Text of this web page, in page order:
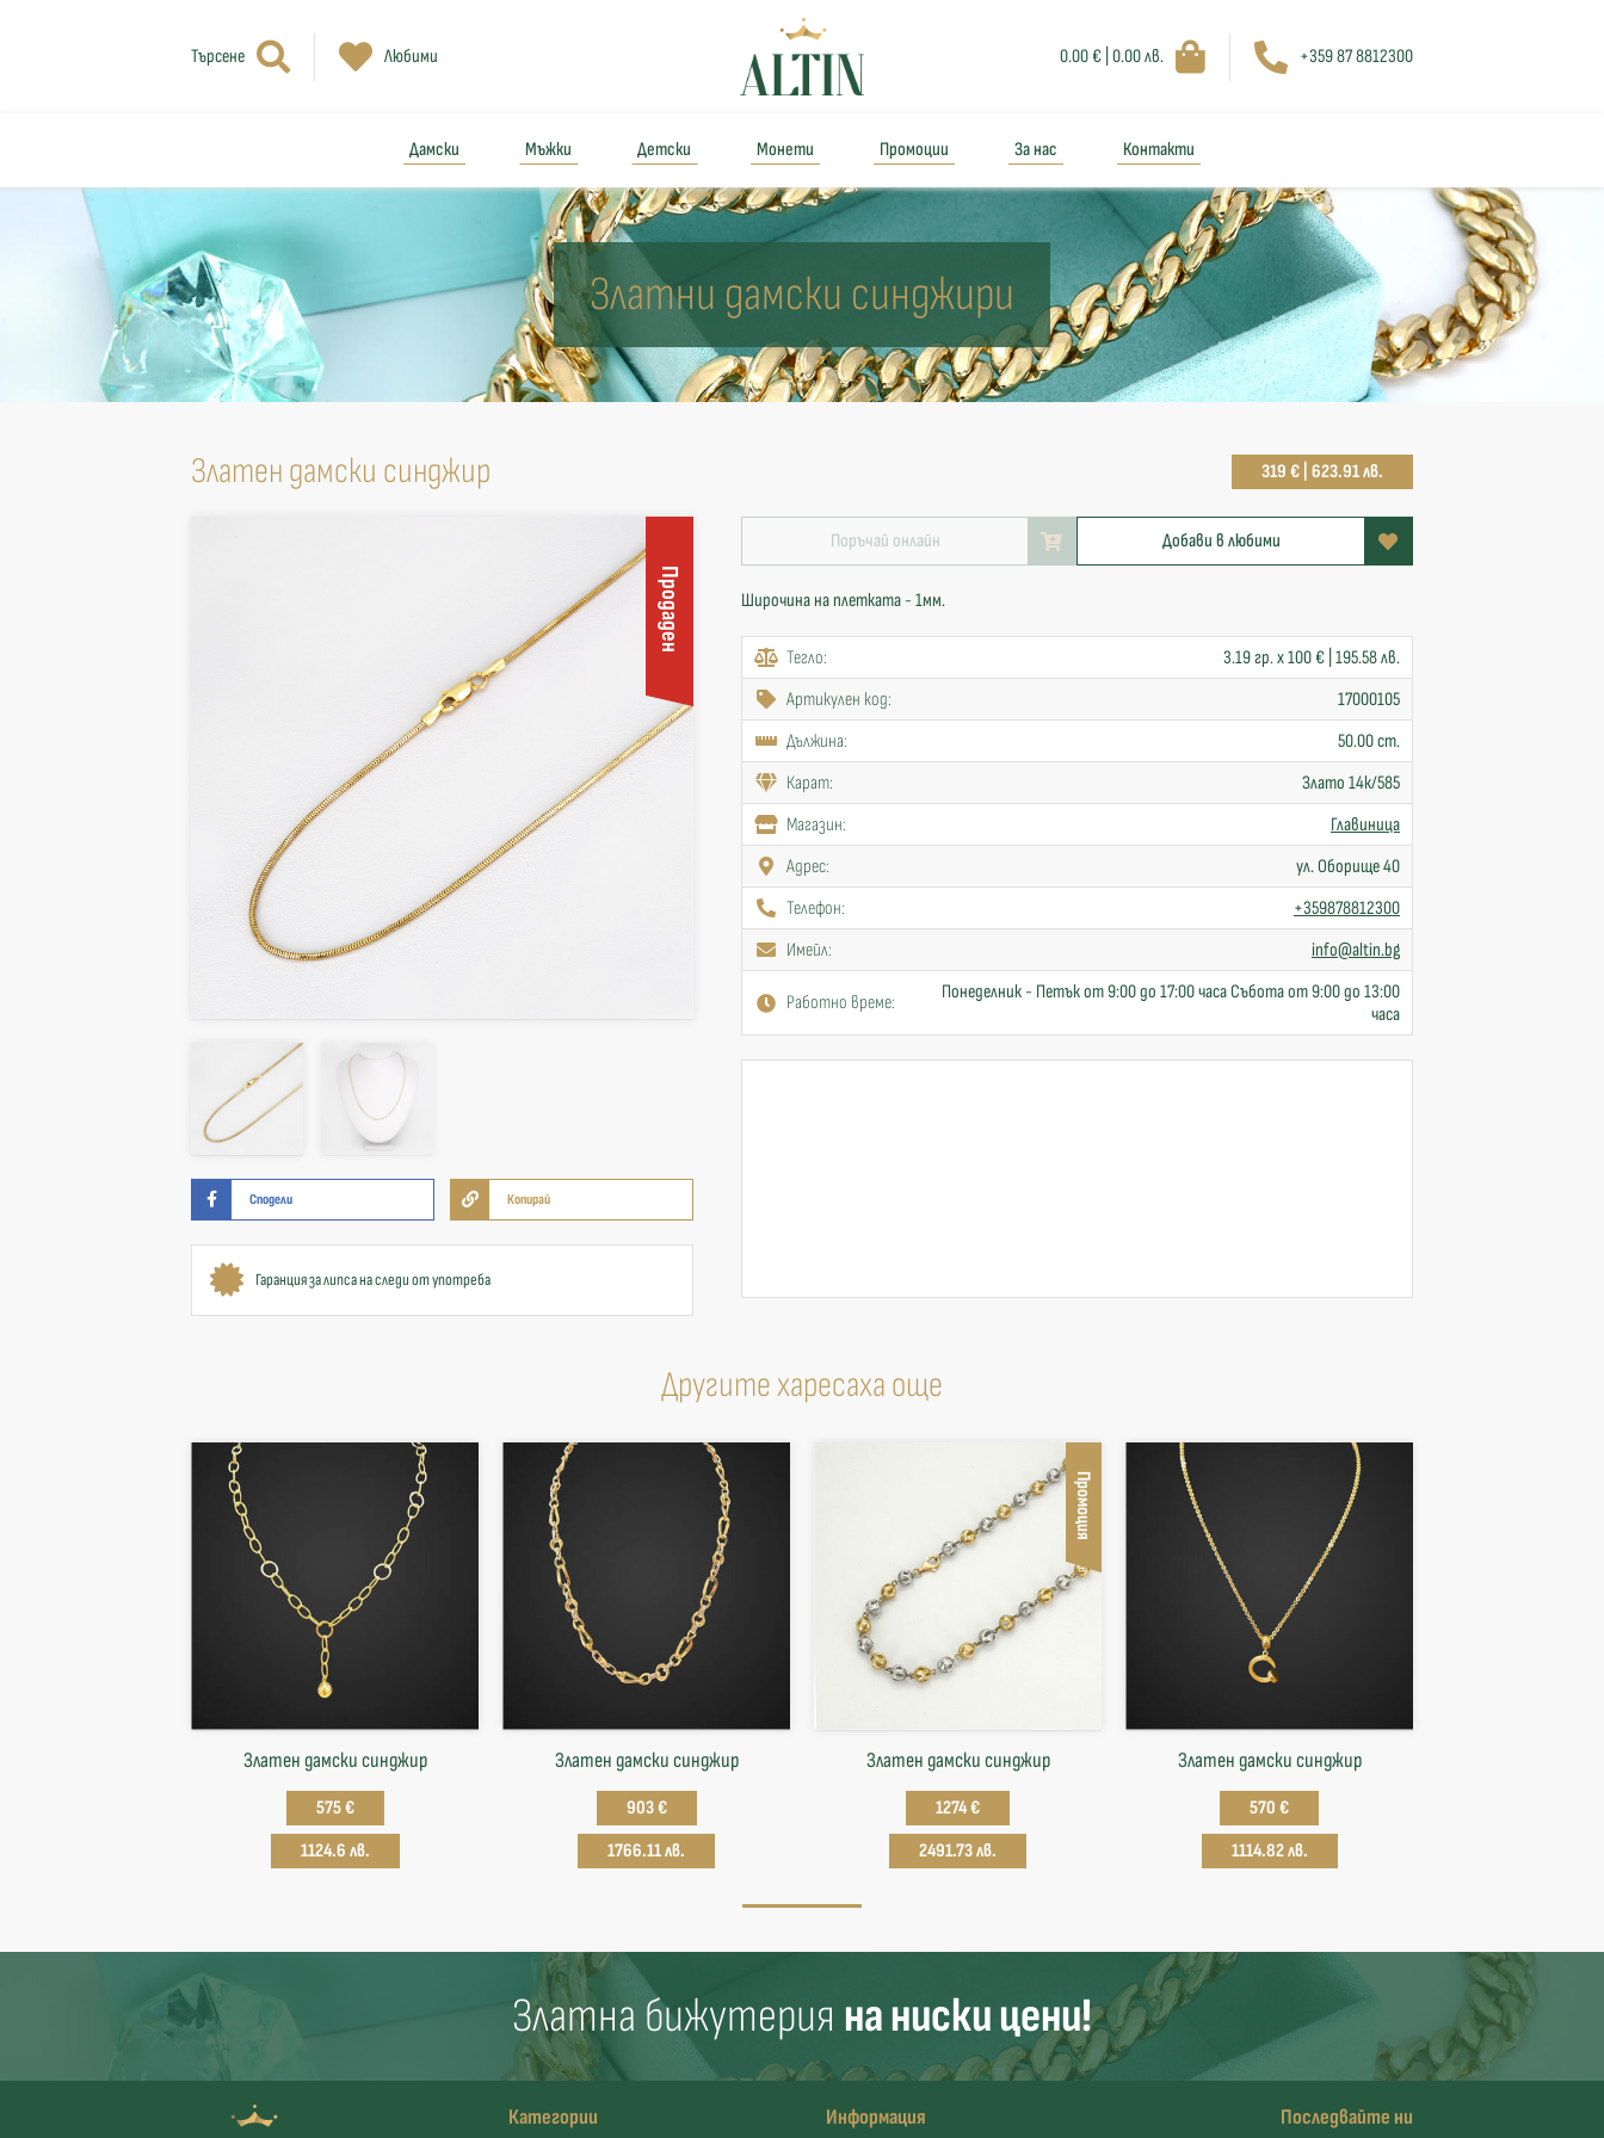
Търсене Любими 0.00 € | 0.00 лв. +359 87 8812300
Дамски Мъжки Детски Монети Промоции За нас Контакти
Златни дамски синджири
Златен дамски синджир 319 € | 623.91 лв.
Продаден
Сподели Копирай
Гаранция за липса на следи от употреба
Поръчай онлайн Добави в любими
Широчина на плетката - 1мм.
Тегло:
3.19 гр. x 100 € | 195.58 лв.
Артикулен код:
17000105
Дължина:
50.00 cm.
Карат:
Злато 14к/585
Mагазин:
Главиница
Адрес:
ул. Оборище 40
Телефон:
+359878812300
Имейл:
info@altin.bg
Работно време:
Понеделник - Петък от 9:00 до 17:00 часа Събота от 9:00 до 13:00
часа
Другите харесаха още
Златен дамски синджир
575 €
1124.6 лв.
Златен дамски синджир
903 €
1766.11 лв.
Промоция
Златен дамски синджир
1274 €
2491.73 лв.
Златен дамски синджир
570 €
1114.82 лв.
Златна бижутерия на ниски цени!
Категории Информация Последвайте ни